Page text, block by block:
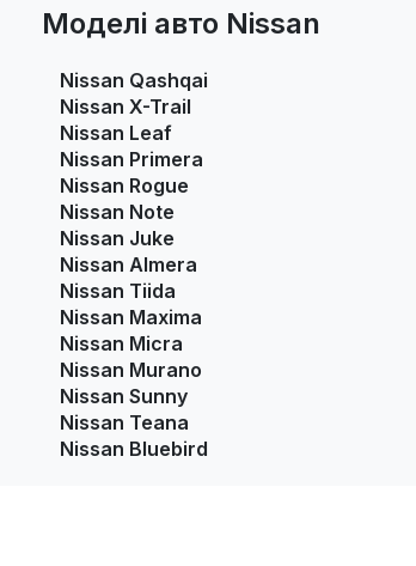
Моделі авто Nissan
Nissan Qashqai
Nissan X-Trail
Nissan Leaf
Nissan Primera
Nissan Rogue
Nissan Note
Nissan Juke
Nissan Almera
Nissan Tiida
Nissan Maxima
Nissan Micra
Nissan Murano
Nissan Sunny
Nissan Teana
Nissan Bluebird